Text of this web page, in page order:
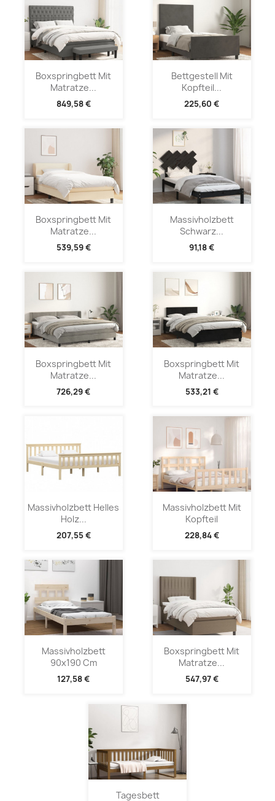
Boxspringbett Mit
Matratze...
849,58 €
Bettgestell Mit
Kopfteil...
225,60 €
Boxspringbett Mit
Matratze...
539,59 €
Massivholzbett
Schwarz...
91,18 €
Boxspringbett Mit
Matratze...
726,29 €
Boxspringbett Mit
Matratze...
533,21 €
Massivholzbett Helles
Holz...
207,55 €
Massivholzbett Mit
Kopfteil
228,84 €
Massivholzbett
90x190 Cm
127,58 €
Boxspringbett Mit
Matratze...
547,97 €
Tagesbett